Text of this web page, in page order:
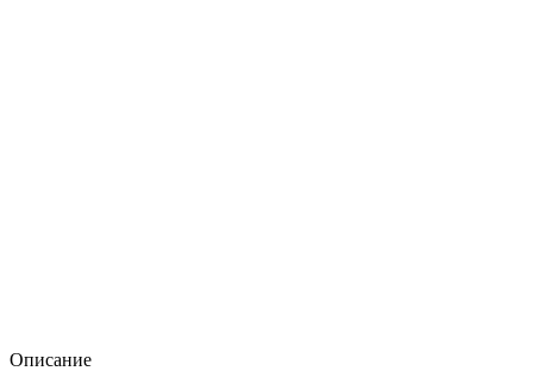
Описание